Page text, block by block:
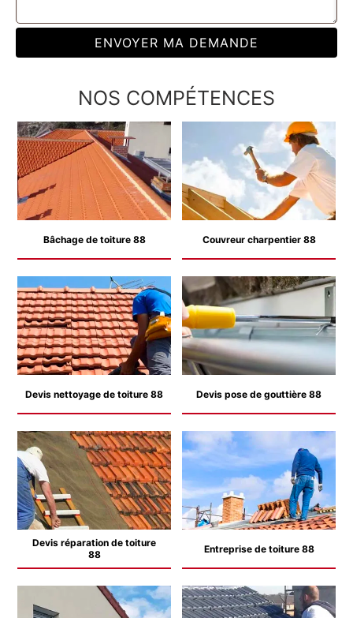
NOS COMPÉTENCES
Bâchage de toiture 88 Couvreur charpentier 88
Devis nettoyage de toiture 88 Devis pose de gouttière 88
Devis réparation de toiture
88
Entreprise de toiture 88